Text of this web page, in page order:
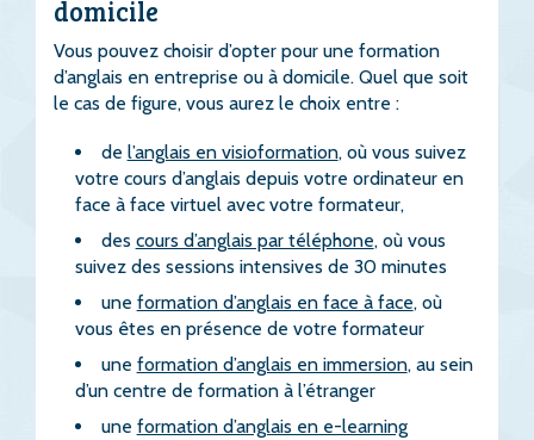
domicile
Vous pouvez choisir d’opter pour une formation
d’anglais en entreprise ou à domicile. Quel que soit
le cas de figure, vous aurez le choix entre :
de l’anglais en visioformation, où vous suivez
votre cours d’anglais depuis votre ordinateur en
face à face virtuel avec votre formateur,
des cours d’anglais par téléphone, où vous
suivez des sessions intensives de 30 minutes
une formation d’anglais en face à face, où
vous êtes en présence de votre formateur
une formation d’anglais en immersion, au sein
d’un centre de formation à l’étranger
une formation d’anglais en e-learning